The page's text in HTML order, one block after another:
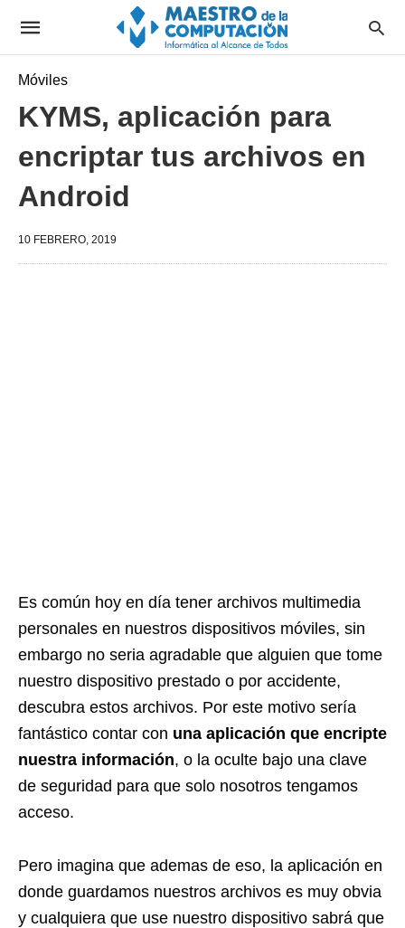
Móviles
KYMS, aplicación para
encriptar tus archivos en
Android
10 FEBRERO, 2019
Es común hoy en día tener archivos multimedia
personales en nuestros dispositivos móviles, sin
embargo no seria agradable que alguien que tome
nuestro dispositivo prestado o por accidente,
descubra estos archivos. Por este motivo sería
fantástico contar con una aplicación que encripte
nuestra información, o la oculte bajo una clave
de seguridad para que solo nosotros tengamos
acceso.
Pero imagina que ademas de eso, la aplicación en
donde guardamos nuestros archivos es muy obvia
y cualquiera que use nuestro dispositivo sabrá que